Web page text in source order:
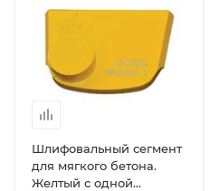
Шлифовальный сегмент
для мягкого бетона.
Желтый с одной